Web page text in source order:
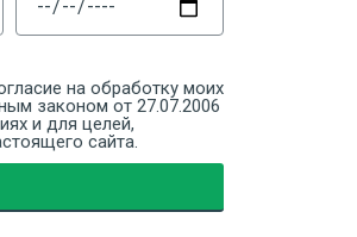
на обработку моих
законом от 27.07.2006
и для целей,
сайта.